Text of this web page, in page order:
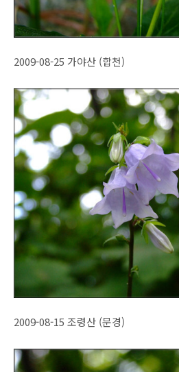
2009-08-25 가야산 (합천)
2009-08-15 조령산 (문경)